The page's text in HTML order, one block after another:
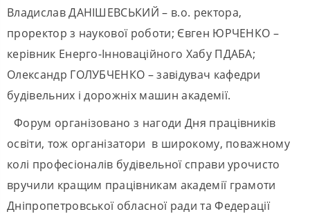
Владислав ДАНІШЕВСЬКИЙ – в.о. ректора,
проректор з наукової роботи; Євген ЮРЧЕНКО –
керівник Енерго-Інноваційного Хабу ПДАБА;
Олександр ГОЛУБЧЕНКО – завідувач кафедри
будівельних і дорожніх машин академії.
Форум організовано з нагоди Дня працівників
освіти, тож організатори в широкому, поважному
колі професіоналів будівельної справи урочисто
вручили кращим працівникам академії грамоти
Дніпропетровської обласної ради та Федерації